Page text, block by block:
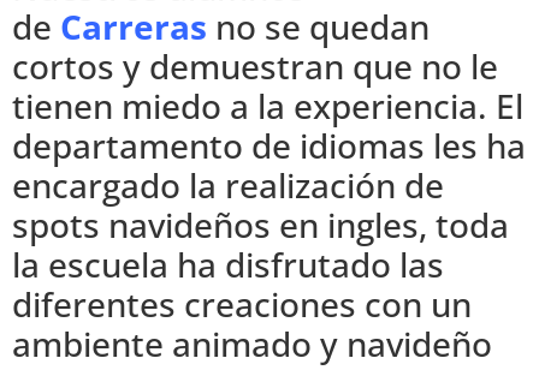
de Carreras no se quedan
cortos y demuestran que no le
tienen miedo a la experiencia. El
departamento de idiomas les ha
encargado la realización de
spots navideños en ingles, toda
la escuela ha disfrutado las
diferentes creaciones con un
ambiente animado y navideño